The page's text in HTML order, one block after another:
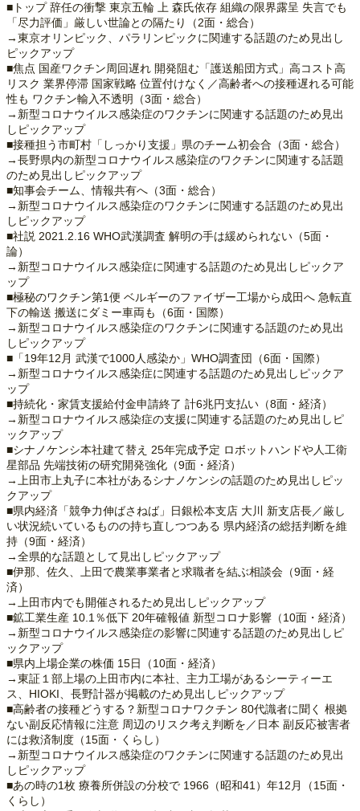
■トップ 辞任の衝撃 東京五輪 上 森氏依存 組織の限界露呈 失言でも
「尽力評価」厳しい世論との隔たり（2面・総合）
→東京オリンピック、パラリンピックに関連する話題のため見出し
ピックアップ
■焦点 国産ワクチン周回遅れ 開発阻む「護送船団方式」高コスト高
リスク 業界停滞 国家戦略 位置付けなく／高齢者への接種遅れる可能
性も ワクチン輸入不透明（3面・総合）
→新型コロナウイルス感染症のワクチンに関連する話題のため見出
しピックアップ
■接種担う市町村「しっかり支援」県のチーム初会合（3面・総合）
→長野県内の新型コロナウイルス感染症のワクチンに関連する話題
のため見出しピックアップ
■知事会チーム、情報共有へ（3面・総合）
→新型コロナウイルス感染症のワクチンに関連する話題のため見出
しピックアップ
■社説 2021.2.16 WHO武漢調査 解明の手は緩められない（5面・
論）
→新型コロナウイルス感染症に関連する話題のため見出しピックア
ップ
■極秘のワクチン第1便 ベルギーのファイザー工場から成田へ 急転直
下の輸送 搬送にダミー車両も（6面・国際）
→新型コロナウイルス感染症のワクチンに関連する話題のため見出
しピックアップ
■「19年12月 武漢で1000人感染か」WHO調査団（6面・国際）
→新型コロナウイルス感染症に関連する話題のため見出しピックア
ップ
■持続化・家賃支援給付金申請終了 計6兆円支払い（8面・経済）
→新型コロナウイルス感染症の支援に関連する話題のため見出しピ
ックアップ
■シナノケンシ本社建て替え 25年完成予定 ロボットハンドや人工衛
星部品 先端技術の研究開発強化（9面・経済）
→上田市上丸子に本社があるシナノケンシの話題のため見出しピッ
クアップ
■県内経済「競争力伸ばさねば」日銀松本支店 大川 新支店長／厳し
い状況続いているものの持ち直しつつある 県内経済の総括判断を維
持（9面・経済）
→全県的な話題として見出しピックアップ
■伊那、佐久、上田で農業事業者と求職者を結ぶ相談会（9面・経
済）
→上田市内でも開催されるため見出しピックアップ
■鉱工業生産 10.1％低下 20年確報値 新型コロナ影響（10面・経済）
→新型コロナウイルス感染症の影響に関連する話題のため見出しピ
ックアップ
■県内上場企業の株価 15日（10面・経済）
→東証１部上場の上田市内に本社、主力工場があるシーティーエ
ス、HIOKI、長野計器が掲載のため見出しピックアップ
■高齢者の接種どうする？新型コロナワクチン 80代識者に聞く 根拠
ない副反応情報に注意 周辺のリスク考え判断を／日本 副反応被害者
には救済制度（15面・くらし）
→新型コロナウイルス感染症のワクチンに関連する話題のため見出
しピックアップ
■あの時の1枚 療養所併設の分校で 1966（昭和41）年12月（15面・
くらし）